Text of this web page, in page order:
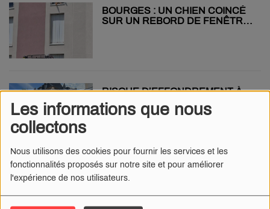
Les informations que nous
collectons
Nous utilisons des cookies pour fournir les services et les
fonctionnalités proposés sur notre site et pour améliorer
l'expérience de nos utilisateurs.
BOURGES : UN CHIEN COINCÉ
SUR UN REBORD DE FENÊTRE
RISQUE D’EFFONDREMENT À
NEVERS : RUES DES OUCHES
ET SABATIER FERMÉES
GIEN : DONNEZ UN NOM AU
FUTUR STADE NAUTIQUE !